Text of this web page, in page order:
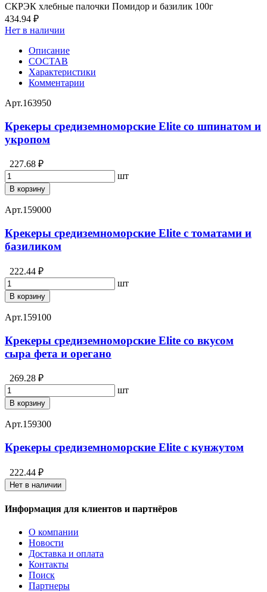
СКРЭК хлебные палочки Помидор и базилик 100г
434.94 ₽
Нет в наличии
Описание
СОСТАВ
Характеристики
Комментарии
Арт.163950
Крекеры средиземноморские Elite со шпинатом и
укропом
227.68 ₽
шт
В корзину
Арт.159000
Крекеры средиземноморские Elite с томатами и
базиликом
222.44 ₽
шт
В корзину
Арт.159100
Крекеры средиземноморские Elite со вкусом
сыра фета и орегано
269.28 ₽
шт
В корзину
Арт.159300
Крекеры средиземноморские Elite с кунжутом
222.44 ₽
Нет в наличии
Информация для клиентов и партнёров
О компании
Новости
Доставка и оплата
Контакты
Поиск
Партнеры